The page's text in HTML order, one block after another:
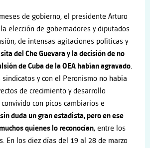
de gobierno, el presidente Arturo
elección de gobernadores y diputados
de intensas agitaciones políticas y
del Che Guevara y la decisión de no
de Cuba de la OEA habían agravado.
sindicatos y con el Peronismo no había
de crecimiento y desarrollo
con picos cambiarios e
sin duda un gran estadista, pero en ese
quienes lo reconocían, entre los
En los diez días del 19 al 28 de marzo